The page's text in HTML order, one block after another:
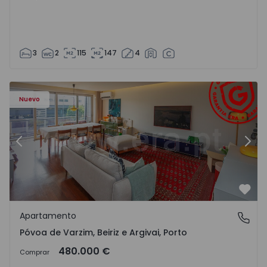
3 2 115 147 4
Nuevo
e Argivai - 1574602 - 20
Apartamento T3 Póvoa de Varzim, Póvoa de Varzim,
Anterior
Póvoa de Varzim, Beiriz e Argivai, Porto
Apartamento
Póvoa de Varzim, Beiriz e Argivai, Porto
Comprar 480.000 €